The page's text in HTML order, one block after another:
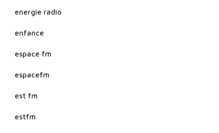
energie radio
enfance
espace fm
espacefm
est fm
estfm